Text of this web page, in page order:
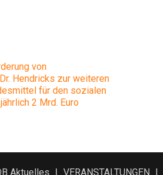
von
Hendricks zur weiteren
für den sozialen
2 Mrd. Euro
Aktuelles VERANSTALTUNGEN